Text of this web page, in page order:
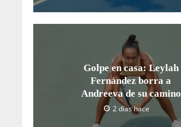
Golpe en casa: Leylah
Fernández borra a
Andreeva de su camino
2 días hace